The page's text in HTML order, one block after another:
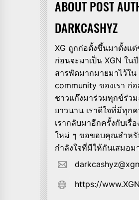
ABOUT POST
DARKCASHYZ
XG ถูกก่อตั้งขึ้นมาตั้งแ
ก่อนจะมาเป็น XGN ใน
สารพัดมากมายมาไว้ใน
community ของเรา ก่
ชาวแก๊งมาร่วมทุกข์ร่ว
ยาวนาน เราดีใจที่มีทุก
เรากลับมาอีกครั้งกับเรื่
ใหม่ ๆ ขอขอบคุณสำหรั
กำลังใจที่มีให้กันเสมอม
https://